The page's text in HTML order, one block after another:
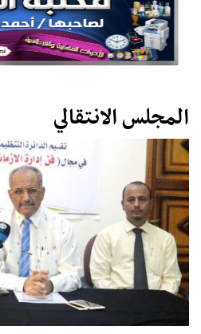
المجلس الانتقالي